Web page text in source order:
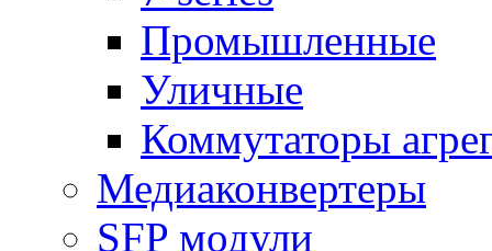
Промышленные
Уличные
Коммутаторы
Медиаконвертеры
SFP модули